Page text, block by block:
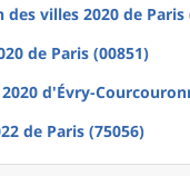
villes 2020 de Paris
de Paris (00851)
d'Évry-
de Paris (75056)